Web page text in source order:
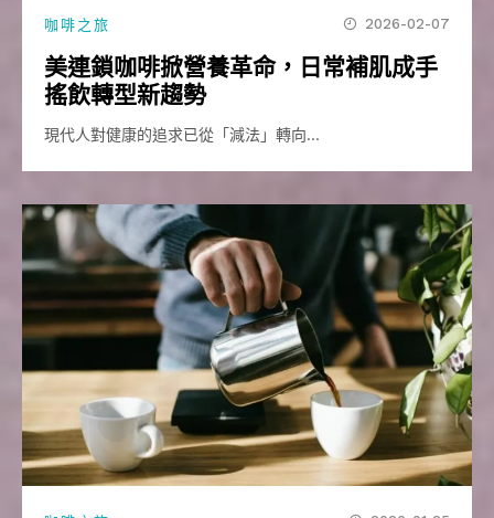
咖啡之旅 2026-02-07
美連鎖咖啡掀營養革命，日常補肌成手
搖飲轉型新趨勢
現代人對健康的追求已從「減法」轉向…